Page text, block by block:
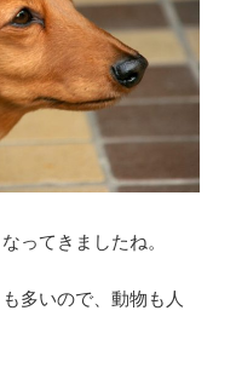
ってきましたね。
多いので、動物も人